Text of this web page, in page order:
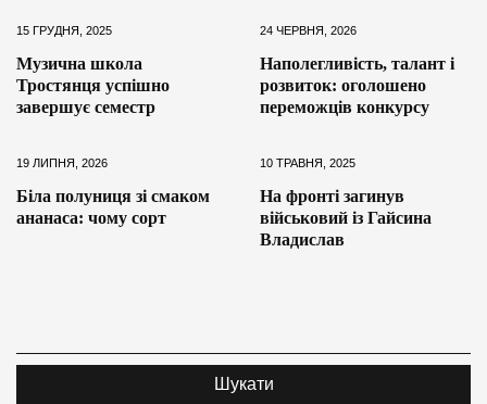
15 ГРУДНЯ, 2025
Музична школа
Тростянця успішно
завершує семестр
24 ЧЕРВНЯ, 2026
Наполегливість, талант і
розвиток: оголошено
переможців конкурсу
19 ЛИПНЯ, 2026
Біла полуниця зі смаком
ананаса: чому сорт
10 ТРАВНЯ, 2025
На фронті загинув
військовий із Гайсина
Владислав